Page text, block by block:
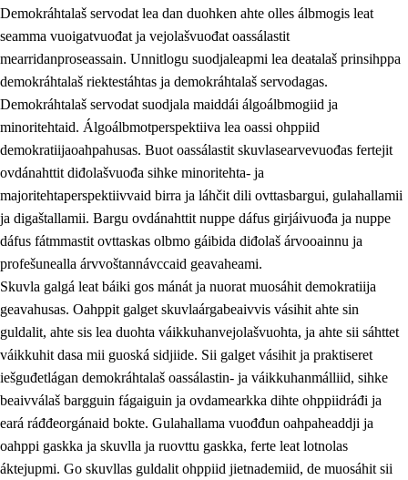
1.5 Luondduákten ja birasdiđolašvuohta
1.6 Demokratiija ja mielváikkuheapmi
Demokráhtalaš servodat lea dan duohken ahte olles álbmogis leat
seamma vuoigatvuođat ja vejolašvuođat oassálastit
mearridanproseassain. Unnitlogu suodjaleapmi lea deaŧalaš prinsihppa
demokráhtalaš riektestáhtas ja demokráhtalaš servodagas.
Demokráhtalaš servodat suodjala maiddái álgoálbmogiid ja
minoritehtaid. Álgoálbmotperspektiiva lea oassi ohppiid
demokratiijaoahpahusas. Buot oassálastit skuvlasearvevuođas fertejit
ovdánahttit diđolašvuođa sihke minoritehta- ja
majoritehtaperspektiivvaid birra ja láhčit dili ovttasbargui, gulahallamii
ja digaštallamii. Bargu ovdánahttit nuppe dáfus girjáivuođa ja nuppe
dáfus fátmmastit ovttaskas olbmo gáibida diđolaš árvooainnu ja
profešunealla árvvoštannávccaid geavaheami.
Skuvla galgá leat báiki gos mánát ja nuorat muosáhit demokratiija
geavahusas. Oahppit galget skuvlaárgabeaivvis vásihit ahte sin
guldalit, ahte sis lea duohta váikkuhanvejolašvuohta, ja ahte sii sáhttet
váikkuhit dasa mii guoská sidjiide. Sii galget vásihit ja praktiseret
iešguđetlágan demokráhtalaš oassálastin- ja váikkuhanmálliid, sihke
beaivválaš bargguin fágaiguin ja ovdamearkka dihte ohppiidráđi ja
eará ráđđeorgánaid bokte. Gulahallama vuođđun oahpaheaddji ja
oahppi gaskka ja skuvlla ja ruovttu gaskka, ferte leat lotnolas
áktejupmi. Go skuvllas guldalit ohppiid jietnademiid, de muosáhit sii